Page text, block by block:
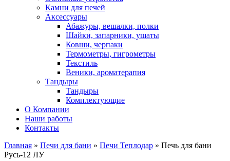
Камни для печей
Аксессуары
Абажуры, вешалки, полки
Шайки, запарники, ушаты
Ковши, черпаки
Термометры, гигрометры
Текстиль
Веники, ароматерапия
Тандыры
Тандыры
Комплектующие
О Компании
Наши работы
Контакты
Главная » Печи для бани » Печи Теплодар » Печь для бани
Русь-12 ЛУ